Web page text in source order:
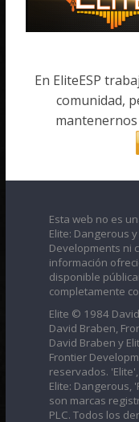
En EliteESP
comunidad,
mantenernos
Esta web no es
Elite: Dangerous
Developments ni
información
disponible
completamente
Elite © 1984
David Braben,
David Braben y
Frontier
reservados.
Elite: Dangerous,
son marcas
PLC. Todos los